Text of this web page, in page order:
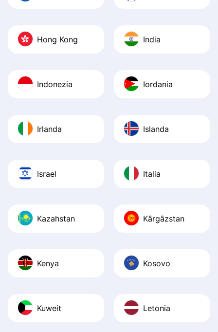
Hong Kong India
Indonezia Iordania
Irlanda Islanda
Israel Italia
Kazahstan Kârgâzstan
Kenya Kosovo
Kuweit Letonia